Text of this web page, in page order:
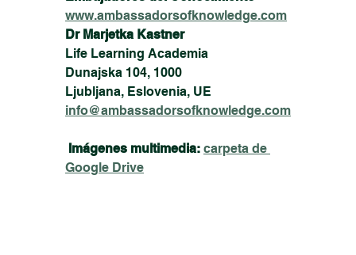
www.ambassadorsofknowledge.com
Dr Marjetka Kastner
Life Learning Academia
Dunajska 104, 1000
Ljubljana, Eslovenia, UE
info@ambassadorsofknowledge.com
Imágenes multimedia: carpeta de
Google Drive